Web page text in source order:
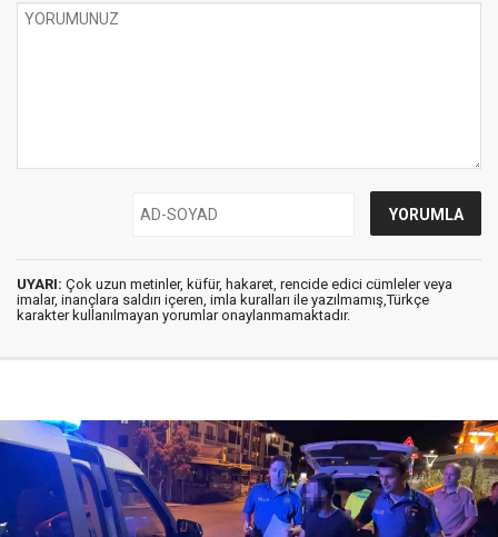
UYARI: Çok uzun metinler, küfür, hakaret, rencide edici cümleler veya
imalar, inançlara saldırı içeren, imla kuralları ile yazılmamış,Türkçe
karakter kullanılmayan yorumlar onaylanmamaktadır.